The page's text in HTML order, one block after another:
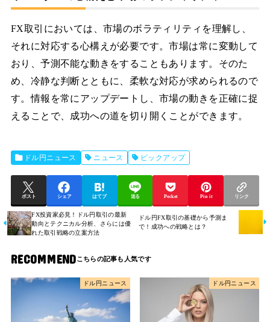
FX取引においては、市場のボラティリティを理解し、
それに対応する心構えが必要です。市場は常に変動して
おり、予測不能な動きをすることもあります。そのた
め、冷静な判断とともに、柔軟な対応が求められるので
す。情報を常にアップデートし、市場の動きを正確に捉
えることで、成功への道を切り開くことができます。
ドル円ニュース ニュース ピックアップ
ポスト シェア はてブ 送る Pocket Pin it リンク
FX投資家必見！ドル円取引の最新
動向とテクニカル分析、さらには優
れた取引戦略の立案方法
ドル円FX取引の基礎から予測ま
で！成功への戦略とは？
RECOMMEND
ドル円ニュース ドル円ニュース